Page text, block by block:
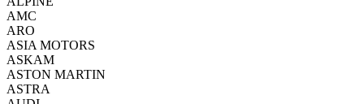
AMC
ARO
ASIA MOTORS
ASKAM
ASTON MARTIN
ASTRA